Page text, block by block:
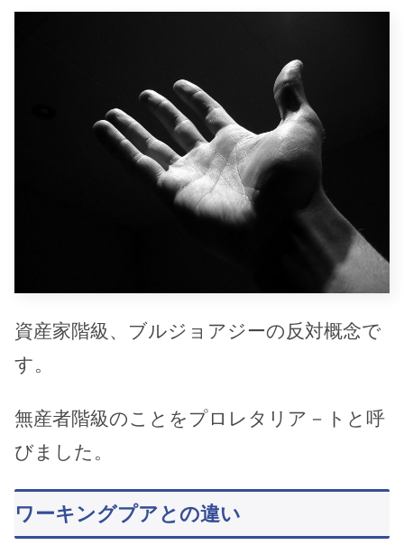
資産家階級、ブルジョアジーの反対概念で
す。
無産者階級のことをプロレタリア－トと呼
びました。
ワーキングプアとの違い